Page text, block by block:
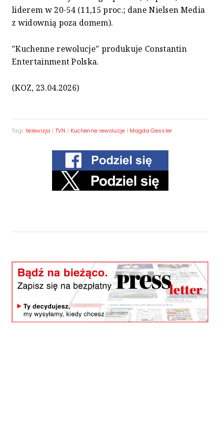
liderem w 20-54 (11,15 proc.; dane Nielsen Media
z widownią poza domem).
"Kuchenne rewolucje" produkuje Constantin
Entertainment Polska.
(KOZ, 23.04.2026)
Tagi: telewizja | TVN | Kuchenne rewolucje | Magda Gessler